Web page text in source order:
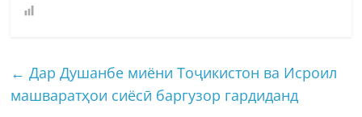
← Дар Душанбе миёни Тоҷикистон ва Исроил
машваратҳои сиёсӣ баргузор гардиданд